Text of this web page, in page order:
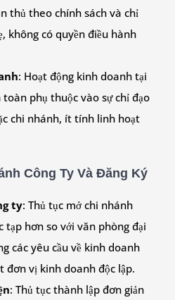
thủ theo chính sách và chỉ
không có quyền điều hành
: Hoạt động kinh doanh tại
phụ thuộc vào sự chỉ đạo
chi nhánh, ít tính linh hoạt
Công Ty Và Đăng Ký
ty: Thủ tục mở chi nhánh
tạp hơn so với văn phòng đại
các yêu cầu về kinh doanh
đơn vị kinh doanh độc lập.
: Thủ tục thành lập đơn giản